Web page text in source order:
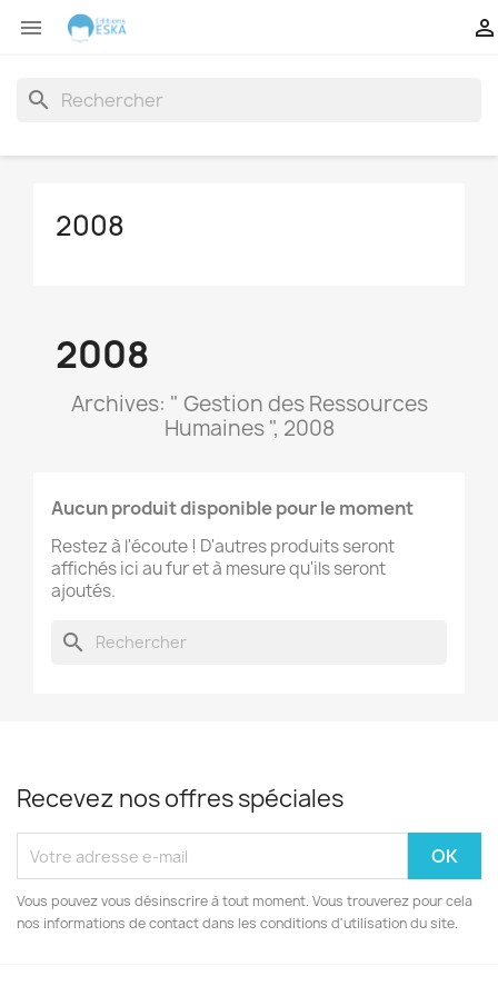
 
search
2008
2008
Archives: " Gestion des Ressources
Humaines ", 2008
Aucun produit disponible pour le moment
Restez à l'écoute ! D'autres produits seront
affichés ici au fur et à mesure qu'ils seront
ajoutés.
search
Recevez nos offres spéciales
Vous pouvez vous désinscrire à tout moment. Vous trouverez pour cela
nos informations de contact dans les conditions d'utilisation du site.